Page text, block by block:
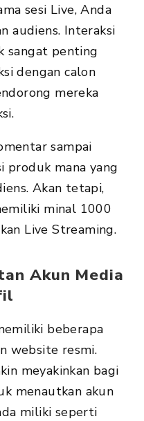
sesi Live, Anda
audiens. Interaksi
sangat penting
dengan calon
mereka
sampai
produk mana yang
Akan tetapi,
minal 1000
Live Streaming.
Akun Media
beberapa
website resmi.
meyakinkan bagi
menautkan akun
miliki seperti